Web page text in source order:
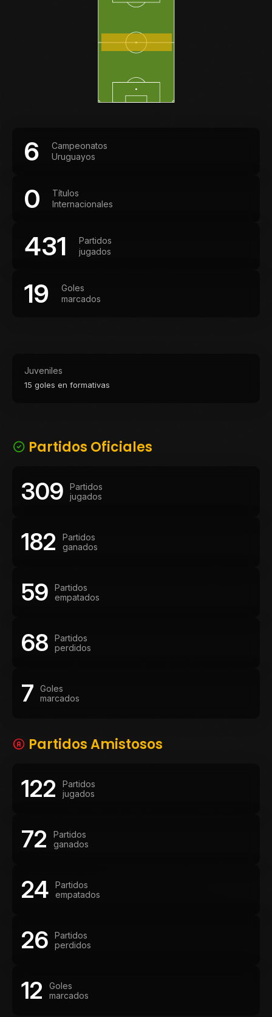
6
Campeonatos
Uruguayos
0
Títulos
Internacionales
431
Partidos
jugados
19
Goles
marcados
Juveniles
15 goles en formativas
Partidos Oficiales
309
Partidos
jugados
182
Partidos
ganados
59
Partidos
empatados
68
Partidos
perdidos
7
Goles
marcados
Partidos Amistosos
122
Partidos
jugados
72
Partidos
ganados
24
Partidos
empatados
26
Partidos
perdidos
12
Goles
marcados